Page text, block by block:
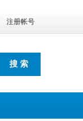
注册帐号
搜 索